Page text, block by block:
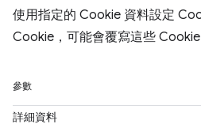
使用指定的 Cookie 資料設定
Cookie，可能會覆寫這些 Cookie
參數
詳細資料